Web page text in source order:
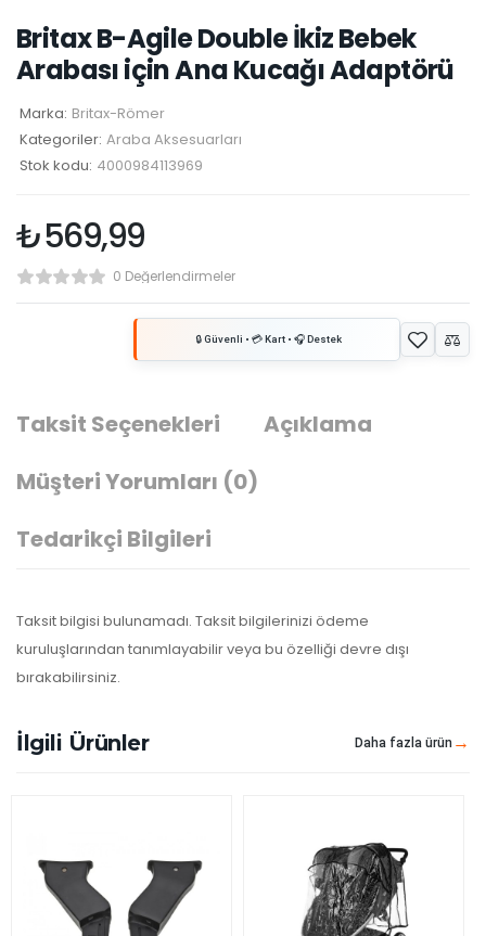
Britax B-Agile Double İkiz Bebek
Arabası için Ana Kucağı Adaptörü
Marka: Britax-Römer
Kategoriler: Araba Aksesuarları
Stok kodu: 4000984113969
₺569,99
0 Değerlendirmeler
Taksit Seçenekleri
Açıklama
Müşteri Yorumları (0)
Tedarikçi Bilgileri
Taksit bilgisi bulunamadı. Taksit bilgilerinizi ödeme
kuruluşlarından tanımlayabilir veya bu özelliği devre dışı
bırakabilirsiniz.
İlgili Ürünler Daha fazla ürün